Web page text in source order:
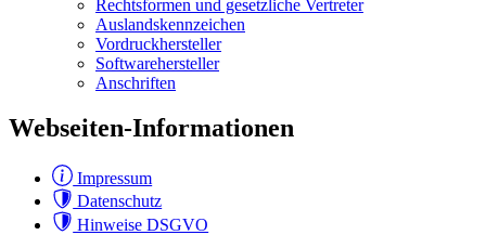
Rechtsformen und gesetzliche Vertreter
Auslandskennzeichen
Vordruckhersteller
Softwarehersteller
Anschriften
Webseiten-Informationen
Impressum
Datenschutz
Hinweise DSGVO